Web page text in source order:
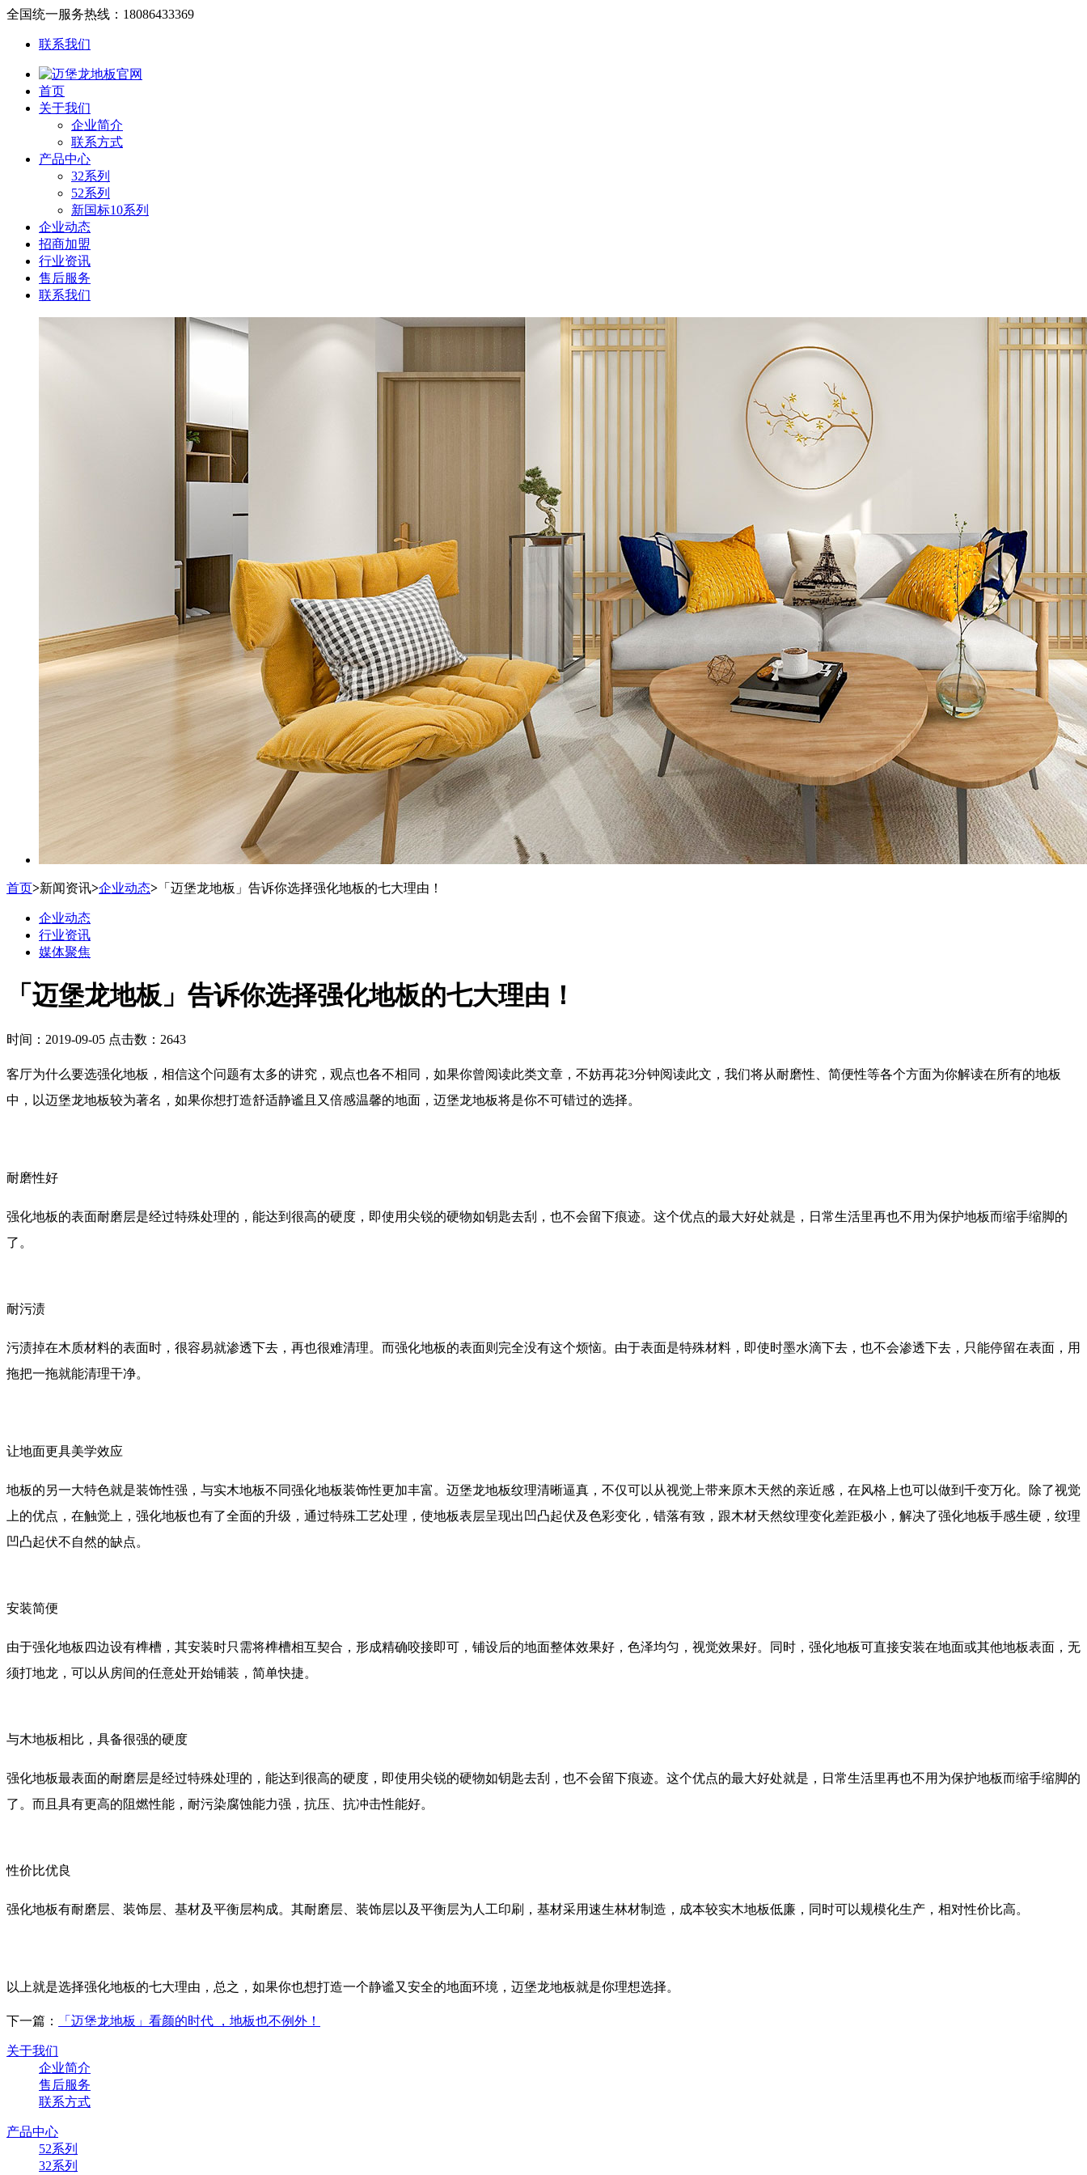
全国统一服务热线：18086433369
联系我们
首页
关于我们
企业简介
联系方式
产品中心
32系列
52系列
新国标10系列
企业动态
招商加盟
行业资讯
售后服务
联系我们
首页>新闻资讯>企业动态> 「迈堡龙地板」告诉你选择强化地板的七大理由！
企业动态
行业资讯
媒体聚焦
「迈堡龙地板」告诉你选择强化地板的七大理由！
时间：2019-09-05 点击数：2643
客厅为什么要选强化地板，相信这个问题有太多的讲究，观点也各不相同，如果你曾阅读此类文章，不妨再花3分钟阅读此文，我们将从耐磨性、简便性等各个方面为你解读在所有的地板
中，以迈堡龙地板较为著名，如果你想打造舒适静谧且又倍感温馨的地面，迈堡龙地板将是你不可错过的选择。
耐磨性好
强化地板的表面耐磨层是经过特殊处理的，能达到很高的硬度，即使用尖锐的硬物如钥匙去刮，也不会留下痕迹。这个优点的最大好处就是，日常生活里再也不用为保护地板而缩手缩脚的
了。
耐污渍
污渍掉在木质材料的表面时，很容易就渗透下去，再也很难清理。而强化地板的表面则完全没有这个烦恼。由于表面是特殊材料，即使时墨水滴下去，也不会渗透下去，只能停留在表面，用
拖把一拖就能清理干净。
让地面更具美学效应
地板的另一大特色就是装饰性强，与实木地板不同强化地板装饰性更加丰富。迈堡龙地板纹理清晰逼真，不仅可以从视觉上带来原木天然的亲近感，在风格上也可以做到千变万化。除了视觉
上的优点，在触觉上，强化地板也有了全面的升级，通过特殊工艺处理，使地板表层呈现出凹凸起伏及色彩变化，错落有致，跟木材天然纹理变化差距极小，解决了强化地板手感生硬，纹理
凹凸起伏不自然的缺点。
安装简便
由于强化地板四边设有榫槽，其安装时只需将榫槽相互契合，形成精确咬接即可，铺设后的地面整体效果好，色泽均匀，视觉效果好。同时，强化地板可直接安装在地面或其他地板表面，无
须打地龙，可以从房间的任意处开始铺装，简单快捷。
与木地板相比，具备很强的硬度
强化地板最表面的耐磨层是经过特殊处理的，能达到很高的硬度，即使用尖锐的硬物如钥匙去刮，也不会留下痕迹。这个优点的最大好处就是，日常生活里再也不用为保护地板而缩手缩脚的
了。而且具有更高的阻燃性能，耐污染腐蚀能力强，抗压、抗冲击性能好。
性价比优良
强化地板有耐磨层、装饰层、基材及平衡层构成。其耐磨层、装饰层以及平衡层为人工印刷，基材采用速生林材制造，成本较实木地板低廉，同时可以规模化生产，相对性价比高。
以上就是选择强化地板的七大理由，总之，如果你也想打造一个静谧又安全的地面环境，迈堡龙地板就是你理想选择。
下一篇： 「迈堡龙地板」看颜的时代 ，地板也不例外！
关于我们
企业简介
售后服务
联系方式
产品中心
52系列
32系列